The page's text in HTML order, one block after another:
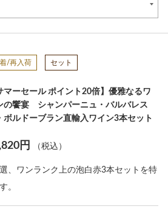
/再入荷 セット
マーセール ポイント20倍】優雅なるワ
の饗宴 シャンパーニュ・バルバレス
ボルドーブラン直輸入ワイン3本セット
円 （税込）
、ワンランク上の泡白赤3本セットを特
。